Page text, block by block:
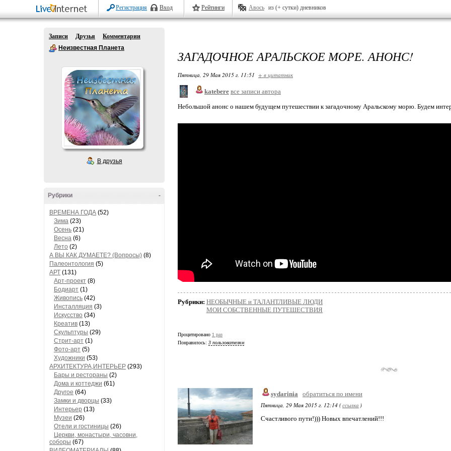
Регистрация Вход Рейтинги Авось из (+ сутки) дневников
Записи Друзья
Комментарии
Неизвестная Планета
В друзья
-
Рубрики
ВРЕМЕНА ГОДА (52)
Зима (23)
Осень (21)
Весна (6)
Лето (2)
А ВЫ КАК ДУМАЕТЕ? (Вопросы) (8)
Палеонтология (5)
АРТ (131)
Арт-проект (8)
Бодиарт (1)
Живопись (42)
Инсталляция (3)
Искусство (34)
Креатив (13)
Скульптуры (29)
Стрит-арт (1)
Фото-арт (5)
Художники (53)
АРХИТЕКТУРА,ИНТЕРЬЕР (293)
Бары и рестораны (2)
Дома и коттеджи (61)
Другое (64)
Замки и дворцы (33)
Интерьер (13)
Музеи (26)
Отели и гостиницы (26)
Церкви, монастыри, часовни,
соборы (67)
ЗАГАДОЧНОЕ АРАЛЬСКОЕ МОРЕ. АНОНС!
Пятница, 29 Мая 2015 г. 11:51 + в цитатник
katebere все записи автора
Небольшой анонс о нашем будущем путешествии к загадочному Аральскому морю. Будем
Рубрики: НЕОБЫЧНЫЕ и ТАЛАНТЛИВЫЕ ЛЮДИ
МОИ СОБСТВЕННЫЕ ПУТЕШЕСТВИЯ
Процитировано 1 раз
Понравилось: 3 пользователям
sydarinia
обратиться по имени
Пятница, 29 Мая 2015 г. 12:14 (ссылка )
Счастливого пути!))) Новых впечатлений!!!